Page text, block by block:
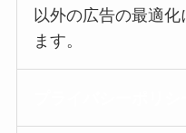
以外の広告の最適
ます。